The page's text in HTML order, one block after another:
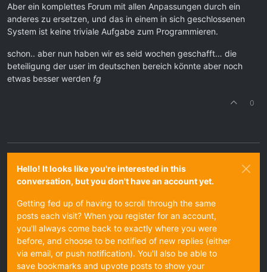
Aber ein komplettes Forum mit allen Anpassungen durch ein
anderes zu ersetzen, und das in einem in sich geschlossenen
System ist keine triviale Aufgabe zum Programmieren.
schon.. aber nun haben wir es seid wochen geschafft… die
beteiligung der user im deutschen bereich könnte aber noch
etwas besser werden fg
0
Hello! It looks like you're interested in this
conversation, but you don't have an account yet.
Getting fed up of having to scroll through the same
posts each visit? When you register for an account,
you'll always come back to exactly where you were
before, and choose to be notified of new replies (either
via email, or push notification). You'll also be able to
save bookmarks and upvote posts to show your